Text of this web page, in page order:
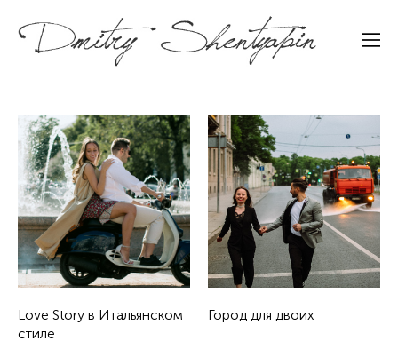
Love Story в Итальянском
стиле
Город для двоих